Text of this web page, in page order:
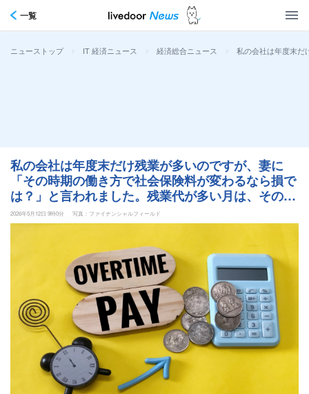
一覧
ニューストップ > IT 経済ニュース > 経済総合ニュース > 私の会社は年度末だ
私の会社は年度末だけ残業が多いのですが、妻に
「その時期の働き方で社会保険料が変わるなら損で
は？」と言われました。残業代が多い月は、その後
の天引き額にも関係してくるのでしょうか？
2026年5月12日 9時0分 写真：ファイナンシャルフィールド